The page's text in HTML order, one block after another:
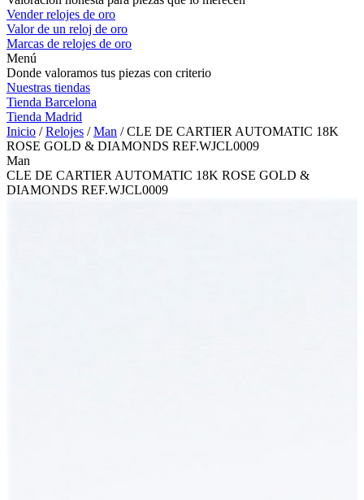
Vender relojes de oro
Valor de un reloj de oro
Marcas de relojes de oro
Menú
Donde valoramos tus piezas con criterio
Nuestras tiendas
Tienda Barcelona
Tienda Madrid
Inicio /Relojes /Man / CLE DE CARTIER AUTOMATIC 18K
ROSE GOLD & DIAMONDS REF.WJCL0009
Man
CLE DE CARTIER AUTOMATIC 18K ROSE GOLD &
DIAMONDS REF.WJCL0009